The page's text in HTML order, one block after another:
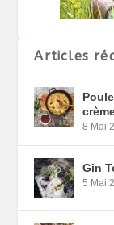
Articles
8 Mai
Gin
5 Mai